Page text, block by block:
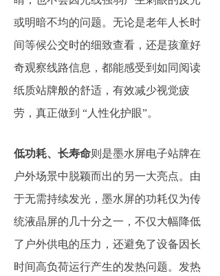
或明暗不均的问题。无论是老年人长时
间等候公交时的细致查看，还是孩童好
奇观察线路信息，都能感受到如同阅读
纸质站牌般的舒适，有效减少视觉疲
劳，真正做到 “人性化护眼”。
低功耗、长寿命则是墨水屏电子站牌在
户外场景中脱颖而出的另一大亮点。由
于无需持续发光，墨水屏的功耗仅为传
统液晶屏的几十分之一，不仅大幅降低
了户外供电的压力，还避免了设备因长
时间高负荷运行产生的发热问题。发热